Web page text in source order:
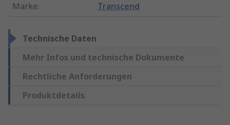
Marke: Transcend
Technische Daten
Mehr Infos und technische Dokumente
Rechtliche Anforderungen
Produktdetails